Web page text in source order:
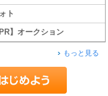
ト
PR】オークション
もっと見る